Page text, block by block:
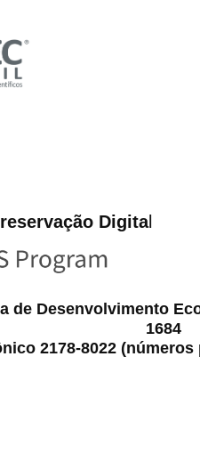
Digital
de Desenvolvimento
1684
2178-8022